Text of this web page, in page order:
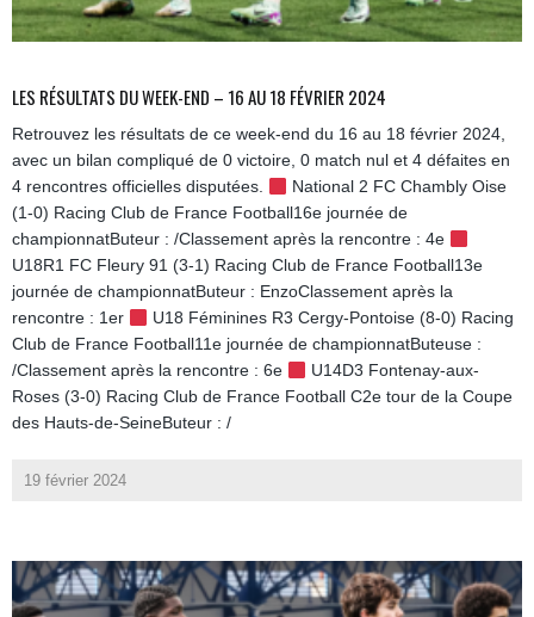
LES RÉSULTATS DU WEEK-END – 16 AU 18 FÉVRIER 2024
Retrouvez les résultats de ce week-end du 16 au 18 février 2024,
avec un bilan compliqué de 0 victoire, 0 match nul et 4 défaites en
4 rencontres officielles disputées.
National 2 FC Chambly Oise
(1-0) Racing Club de France Football16e journée de
championnatButeur : /Classement après la rencontre : 4e
U18R1 FC Fleury 91 (3-1) Racing Club de France Football13e
journée de championnatButeur : EnzoClassement après la
rencontre : 1er
U18 Féminines R3 Cergy-Pontoise (8-0) Racing
Club de France Football11e journée de championnatButeuse :
/Classement après la rencontre : 6e
U14D3 Fontenay-aux-
Roses (3-0) Racing Club de France Football C2e tour de la Coupe
des Hauts-de-SeineButeur : /
19 février 2024